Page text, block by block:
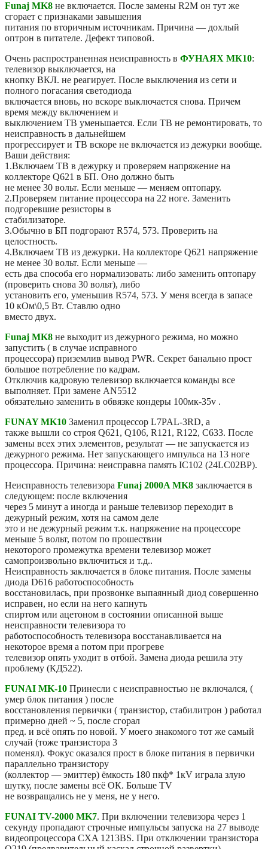
Funaj MK8 не включается. После замены R2M он тут же
сгорает с признаками завышения
питания по вторичным источникам. Причина — дохлый
оптрон в питателе. Дефект типовой.
Очень распространенная неисправность в ФУНАЯХ МК10:
телевизор выключается, на
кнопку ВКЛ. не реагирует. После выключения из сети и
полного погасания светодиода
включается вновь, но вскоре выключается снова. Причем
время между включением и
выключением ТВ уменьшается. Если ТВ не ремонтировать, то
неисправность в дальнейшем
прогрессирует и ТВ вскоре не включается из дежурки вообще.
Ваши действия:
1.Включаем ТВ в дежурку и проверяем напряжение на
коллекторе Q621 в БП. Оно должно быть
не менее 30 вольт. Если меньше — меняем оптопару.
2.Проверяем питание процессора на 22 ноге. Заменить
подгоревшие резисторы в
стабилизаторе.
3.Обычно в БП подгорают R574, 573. Проверить на
целостность.
4.Включаем ТВ из дежурки. На коллекторе Q621 напряжение
не менее 30 вольт. Если меньше —
есть два способа его нормализовать: либо заменить оптопару
(проверить снова 30 вольт), либо
установить его, уменьшив R574, 573. У меня всегда в запасе
10 кОм\0,5 Вт. Ставлю одно
вместо двух.
Funaj MK8 не выходит из дежурного режима, но можно
запустить ( в случае исправного
процессора) приземлив вывод PWR. Секрет банально прост
большое потребление по кадрам.
Отключив кадровую телевизор включается команды все
выполняет. При замене AN5512
обязательно заменить в обвязке кондеры 100мк-35v .
FUNAY MK10 Заменил процессор L7PAL-3RD, а
также вышли со строя Q621, Q106, R121, R122, C633. После
замены всех этих элементов, результат — не запускается из
дежурного режима. Нет запускающего импульса на 13 ноге
процессора. Причина: неисправна память IC102 (24LC02BP).
Неисправность телевизора Funaj 2000A MK8 заключается в
следующем: после включения
через 5 минут а иногда и раньше телевизор переходит в
дежурный режим, хотя на самом деле
это и не дежурный режим т.к. напряжение на процессоре
меньше 5 вольт, потом по прошествии
некоторого промежутка времени телевизор может
самопроизвольно включиться и т.д..
Неисправность заключается в блоке питания. После замены
диода D616 работоспособность
восстановилась, при прозвонке выпаянный диод совершенно
исправен, но если на него капнуть
спиртом или ацетоном в состоянии описанной выше
неисправности телевизора то
работоспособность телевизора восстанавливается на
некоторое время а потом при прогреве
телевизор опять уходит в отбой. Замена диода решила эту
проблему (КД522).
FUNAI MK-10 Принесли с неисправностью не включался, (
умер блок питания ) после
восстановления первички ( транзистор, стабилитрон ) работал
примерно дней ~ 5, после сгорал
пред. и всё опять по новой. У моего знакомого тот же самый
случай (тоже транзистора 3
поменял). Фокус оказался прост в блоке питания в первички
параллельно транзистору
(коллектор — эмиттер) ёмкость 180 пкф* 1кV играла злую
шутку, после замены всё ОК. Больше TV
не возвращались не у меня, не у него.
FUNAI TV-2000 MK7. При включении телевизора через 1
секунду пропадают строчные импульсы запуска на 27 выводе
видеопроцессора CXA 1213BS. При отключении транзистора